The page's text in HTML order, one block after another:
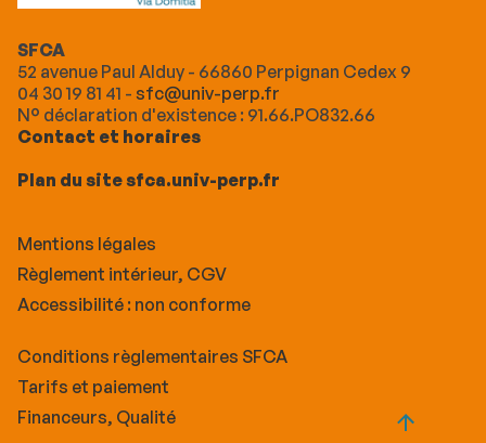
SFCA
52 avenue Paul Alduy - 66860 Perpignan Cedex 9
04 30 19 81 41 - sfc@univ-perp.fr
N° déclaration d'existence : 91.66.PO832.66
Contact et horaires
Plan du site sfca.univ-perp.fr
Mentions légales
Règlement intérieur, CGV
Accessibilité : non conforme
Conditions règlementaires SFCA
Tarifs et paiement
Financeurs, Qualité